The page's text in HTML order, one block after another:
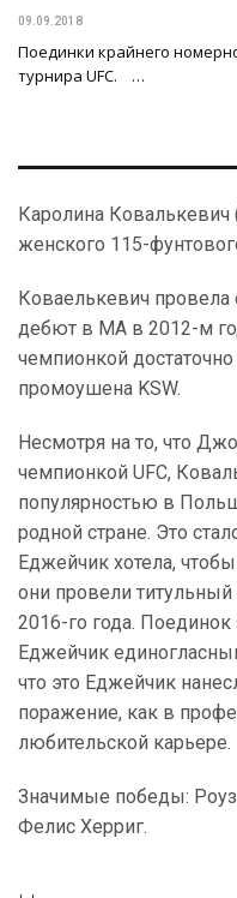
09.09.2018
Поединки крайнего
турнира UFC. …
Каролина Ковалькевич
женского 115-
Коваелькевич
дебют в МА в 2012-м
чемпионкой
промоушена KSW.
Несмотря на то, что
чемпионкой UFC,
популярностью в
родной стране. Это
Еджейчик хотела,
они провели
2016-го года.
Еджейчик
что это Еджейчик
поражение, как в
любительской карьере.
Значимые победы:
Фелис Херриг.